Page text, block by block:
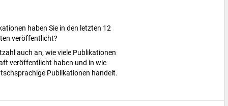
haben Sie in den letzten 12
veröffentlicht?
auch an, wie viele Publikationen
veröffentlicht haben und in wie
Publikationen handelt.